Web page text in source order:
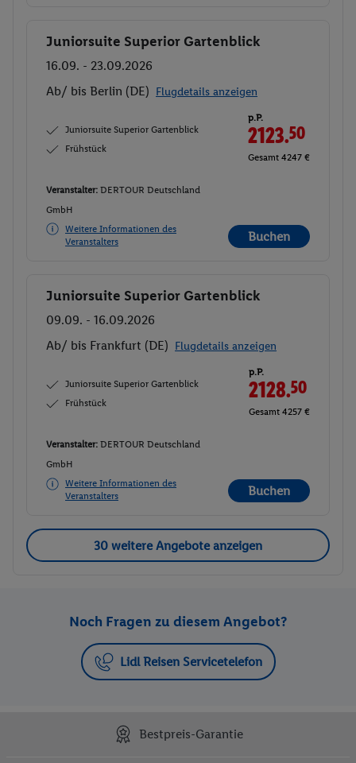
Buchen
Juniorsuite Superior Gartenblick
16.09. - 23.09.2026
Ab/ bis Berlin (DE) Flugdetails anzeigen
Juniorsuite Superior Gartenblick
Frühstück
p.P.
2123.50
Gesamt 4247 €
Veranstalter: DERTOUR Deutschland
GmbH
Weitere Informationen des
Veranstalters
Buchen
Buchen
Juniorsuite Superior Gartenblick
09.09. - 16.09.2026
Ab/ bis Frankfurt (DE) Flugdetails anzeigen
Juniorsuite Superior Gartenblick
Frühstück
p.P.
2128.50
Gesamt 4257 €
Veranstalter: DERTOUR Deutschland
GmbH
Weitere Informationen des
Veranstalters
Buchen
30 weitere Angebote anzeigen
Noch Fragen zu diesem Angebot?
Lidl Reisen Servicetelefon
Bestpreis-Garantie